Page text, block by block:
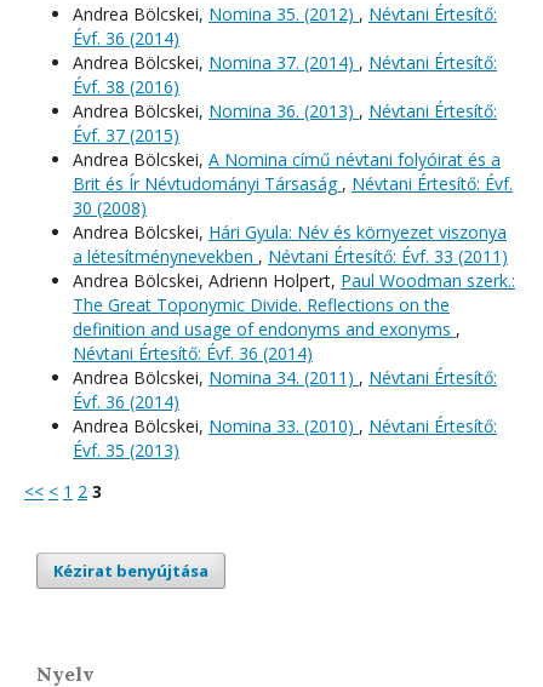
Andrea Bölcskei, Nomina 35. (2012) , Névtani Értesítő:
Évf. 36 (2014)
Andrea Bölcskei, Nomina 37. (2014) , Névtani Értesítő:
Évf. 38 (2016)
Andrea Bölcskei, Nomina 36. (2013) , Névtani Értesítő:
Évf. 37 (2015)
Andrea Bölcskei, A Nomina című névtani folyóirat és a
Brit és Ír Névtudományi Társaság , Névtani Értesítő: Évf.
30 (2008)
Andrea Bölcskei, Hári Gyula: Név és környezet viszonya
a létesítménynevekben , Névtani Értesítő: Évf. 33 (2011)
Andrea Bölcskei, Adrienn Holpert, Paul Woodman szerk.:
The Great Toponymic Divide. Reflections on the
definition and usage of endonyms and exonyms ,
Névtani Értesítő: Évf. 36 (2014)
Andrea Bölcskei, Nomina 34. (2011) , Névtani Értesítő:
Évf. 36 (2014)
Andrea Bölcskei, Nomina 33. (2010) , Névtani Értesítő:
Évf. 35 (2013)
<< < 1 2 3
Kézirat benyújtása
Nyelv